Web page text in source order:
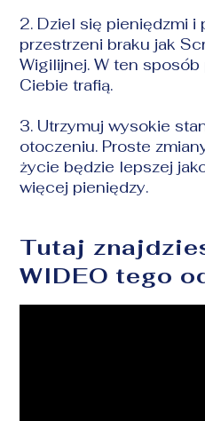
2. Dziel się pieniędzmi i
przestrzeni braku jak
Wigilijnej. W ten sposób
Ciebie trafią.
3. Utrzymuj wysokie
otoczeniu. Proste
życie będzie lepszej
więcej pieniędzy.
Tutaj
WIDEO tego